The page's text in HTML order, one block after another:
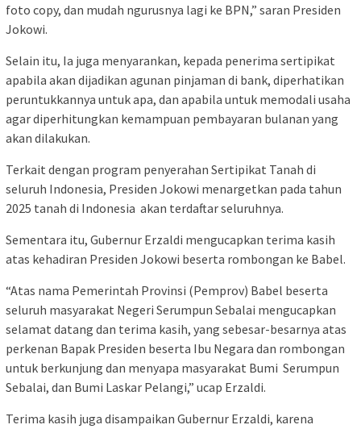
foto copy, dan mudah ngurusnya lagi ke BPN,” saran Presiden
Jokowi.
Selain itu, Ia juga menyarankan, kepada penerima sertipikat
apabila akan dijadikan agunan pinjaman di bank, diperhatikan
peruntukkannya untuk apa, dan apabila untuk memodali usaha
agar diperhitungkan kemampuan pembayaran bulanan yang
akan dilakukan.
Terkait dengan program penyerahan Sertipikat Tanah di
seluruh Indonesia, Presiden Jokowi menargetkan pada tahun
2025 tanah di Indonesia akan terdaftar seluruhnya.
Sementara itu, Gubernur Erzaldi mengucapkan terima kasih
atas kehadiran Presiden Jokowi beserta rombongan ke Babel.
“Atas nama Pemerintah Provinsi (Pemprov) Babel beserta
seluruh masyarakat Negeri Serumpun Sebalai mengucapkan
selamat datang dan terima kasih, yang sebesar-besarnya atas
perkenan Bapak Presiden beserta Ibu Negara dan rombongan
untuk berkunjung dan menyapa masyarakat Bumi Serumpun
Sebalai, dan Bumi Laskar Pelangi,” ucap Erzaldi.
Terima kasih juga disampaikan Gubernur Erzaldi, karena